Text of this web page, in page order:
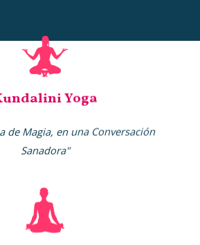
Yoga
de Magia, en una Conversación
Sanadora"